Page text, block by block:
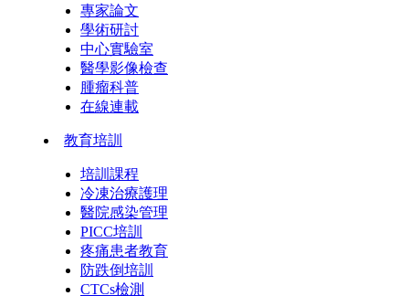
專家論文
學術研討
中心實驗室
醫學影像檢查
腫瘤科普
在線連載
教育培訓
培訓課程
冷凍治療護理
醫院感染管理
PICC培訓
疼痛患者教育
防跌倒培訓
CTCs檢測